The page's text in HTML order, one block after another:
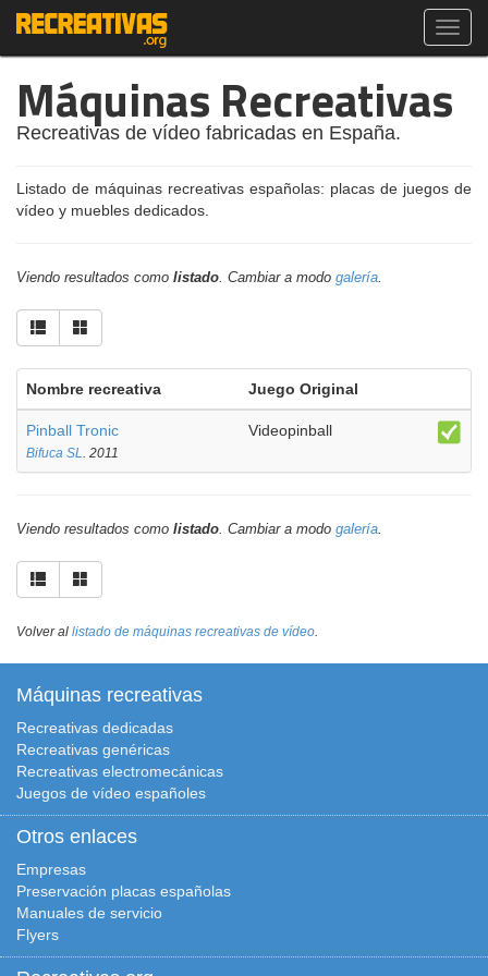
Máquinas Recreativas
Recreativas de vídeo fabricadas en España.
Listado de máquinas recreativas españolas: placas de juegos de
vídeo y muebles dedicados.
Viendo resultados como listado. Cambiar a modo galería.
Nombre recreativa Juego Original
Pinball Tronic
Bifuca SL. 2011
Videopinball
Viendo resultados como listado. Cambiar a modo galería.
Volver al listado de máquinas recreativas de vídeo.
Máquinas recreativas
Recreativas dedicadas
Recreativas genéricas
Recreativas electromecánicas
Juegos de vídeo españoles
Otros enlaces
Empresas
Preservación placas españolas
Manuales de servicio
Flyers